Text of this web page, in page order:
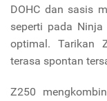
DOHC dan sasis
seperti pada
optimal. Tarikan
terasa spontan
Z250